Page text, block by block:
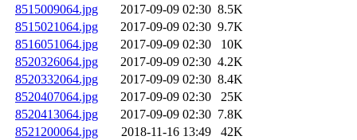
8515009064.jpg
2017-09-09 02:30 8.5K
8515021064.jpg
2017-09-09 02:30 9.7K
8516051064.jpg
2017-09-09 02:30
10K
8520326064.jpg
2017-09-09 02:30 4.2K
8520332064.jpg
2017-09-09 02:30 8.4K
8520407064.jpg
2017-09-09 02:30
25K
8520413064.jpg
2017-09-09 02:30 7.8K
8521200064.jpg
2018-11-16 13:49
42K